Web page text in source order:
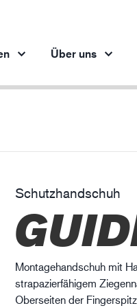
XLNT™
Über uns
Schutzhandschuh
Montagehandschuh mit
strapazierfähigem
Oberseiten der